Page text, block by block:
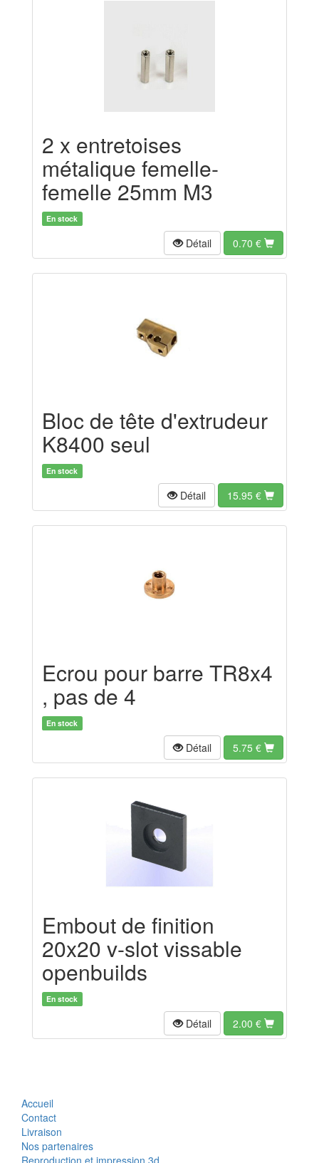
2 x entretoises
métalique femelle-
femelle 25mm M3
En stock
Détail 0.70 €
Bloc de tête d'extrudeur
K8400 seul
En stock
Détail 15.95 €
Ecrou pour barre TR8x4
, pas de 4
En stock
Détail 5.75 €
Embout de finition
20x20 v-slot vissable
openbuilds
En stock
Détail 2.00 €
Accueil
Contact
Livraison
Nos partenaires